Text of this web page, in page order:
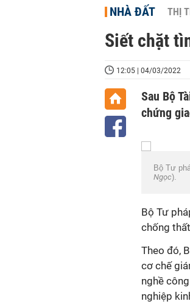
NHÀ ĐẤT THỊ
Siết chặt
12:05 | 04/03/2022
Sau Bộ
chứng
Bộ Tư
Ngọc).
Bộ Tư
chống
Theo đó,
cơ chế
nghề
nghiệp